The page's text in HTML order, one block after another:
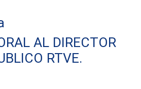
AL DIRECTOR
RTVE.